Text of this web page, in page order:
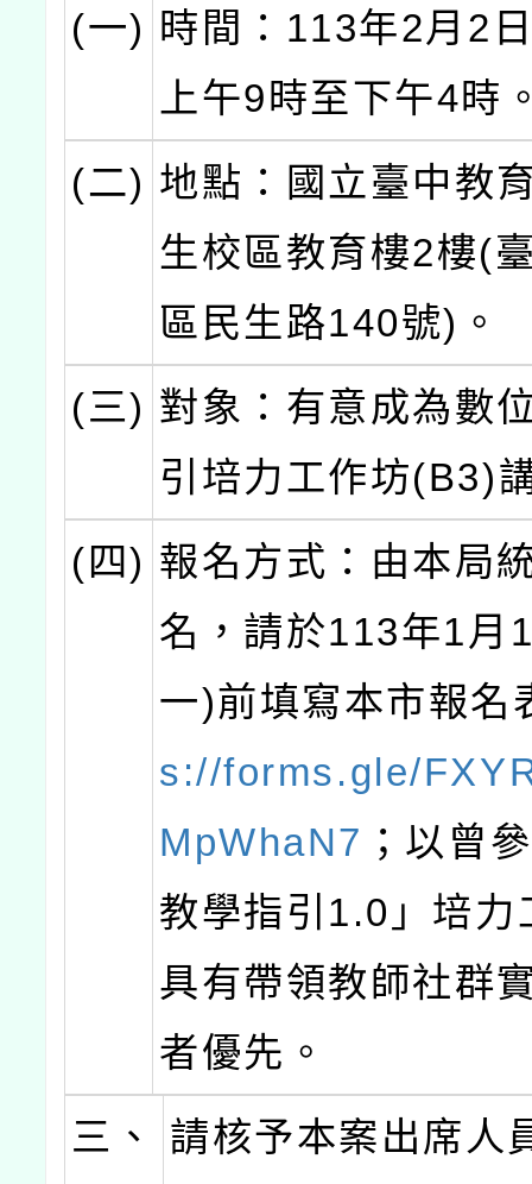
(一) 時間：113年2月2
上午9時至下午4時
(二) 地點：國立臺中教
生校區教育樓2樓(
區民生路140號)。
(三) 對象：有意成為數
引培力工作坊(B3)
(四) 報名方式：由本局
名，請於113年1月
一)前填寫本市報
s://forms.gle/
MpWhaN7 ；以曾
教學指引1.0」培力
具有帶領教師社群
者優先。
三、
請核予本案出席人